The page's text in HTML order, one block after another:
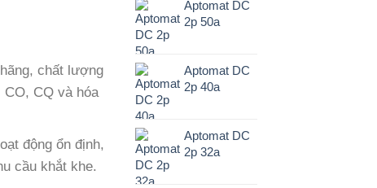
chất lượng
CQ và hóa
động ổn định,
cầu khắt khe.
Aptomat DC
2p 50a
Aptomat DC
2p 40a
Aptomat DC
2p 32a